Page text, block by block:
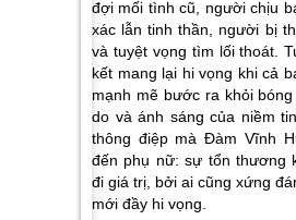
đợi mối tình cũ, người chịu
xác lẫn tinh thần, người bị
và tuyệt vọng tìm lối thoát.
kết mang lại hi vọng khi cả
mạnh mẽ bước ra khỏi
do và ánh sáng của niềm
thông điệp mà Đàm Vĩnh
đến phụ nữ: sự tổn thương
đi giá trị, bởi ai cũng xứng
mới đầy hi vọng.